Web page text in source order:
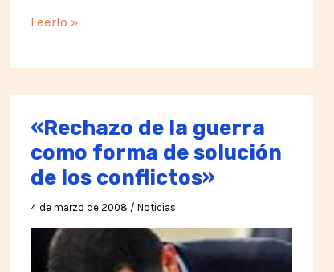
Día
la
Leerlo »
«Rechazo de la guerra
como forma de solución
de los conflictos»
4 de marzo de 2008 / Noticias